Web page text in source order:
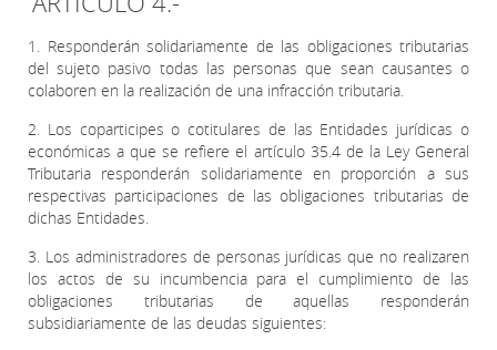
1. Responderán solidariamente de las obligaciones tributarias
del sujeto pasivo todas las personas que sean causantes o
colaboren en la realización de una infracción tributaria.
2. Los coparticipes o cotitulares de las Entidades jurídicas o
económicas a que se refiere el artículo 35.4 de la Ley General
Tributaria responderán solidariamente en proporción a sus
respectivas participaciones de las obligaciones tributarias de
dichas Entidades.
3. Los administradores de personas jurídicas que no realizaren
los actos de su incumbencia para el cumplimiento de las
obligaciones tributarias de aquellas responderán
subsidiariamente de las deudas siguientes: